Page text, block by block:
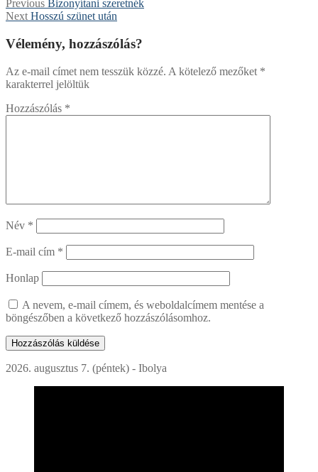
Bejegyzés
navigáció
Previous Previous
post:
Bizonyítani szeretnék
Next Next
Hosszú szünet után
Vélemény, hozzászólás?
Az e-mail címet nem tesszük közzé. A kötelező mezőket *
karakterrel jelöltük
Hozzászólás *
Név *
E-mail cím *
Honlap
A nevem, e-mail címem, és weboldalcímem mentése a
böngészőben a következő hozzászólásomhoz.
2026. augusztus 7. (péntek) - Ibolya